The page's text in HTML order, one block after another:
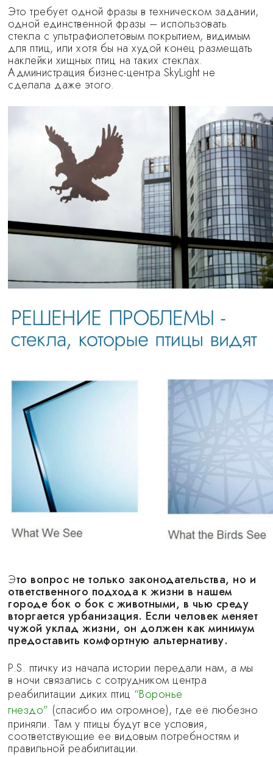
Это требует одной фразы в техническом задании,
одной единственной фразы – использовать
стекла с ультрафиолетовым покрытием, видимым
для птиц, или хотя бы на худой конец размещать
наклейки хищных птиц на таких стеклах.
Администрация бизнес-центра SkyLight не
сделала даже этого.
Это вопрос не только законодательства, но и
ответственного подхода к жизни в нашем
городе бок о бок с животными, в чью среду
вторгается урбанизация. Если человек меняет
чужой уклад жизни, он должен как минимум
предоставить комфортную альтернативу.
P.S. птичку из начала истории передали нам, а мы
в ночи связались с сотрудником центра
реабилитации диких птиц “Воронье
гнездо” (спасибо им огромное), где её любезно
приняли. Там у птицы будут все условия,
соответствующие ее видовым потребностям и
правильной реабилитации.